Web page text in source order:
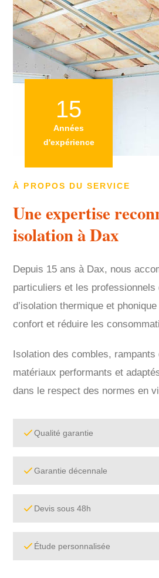
À PROPOS DU SERVICE
Une expertise
isolation à Dax
Depuis 15 ans à Dax, nous
particuliers et les professionnels
d’isolation thermique et
confort et réduire les
Isolation des combles,
matériaux performants et
dans le respect des normes en
Qualité garantie
Garantie décennale
Devis sous 48h
Étude personnalisée
15
Années
d'expérience